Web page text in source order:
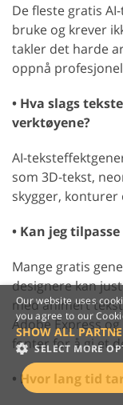
De fleste gratis
bruke og krever
takler det harde
oppnå
• Hva slags
verktøyene?
AI-
som 3D-tekst,
skygger, konturer
• Kan jeg
Mange gratis
designere kan
med animert
Adobe Express
fonter for å gi et
• Hvor lang tid
Our website uses
you agree to our
SHOW ALL
SELECT MORE